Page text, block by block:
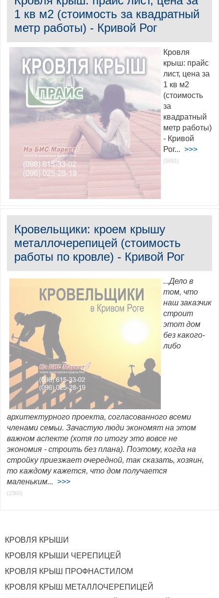
1 кв м2 (стоимость за квадратный
метр работы) - Кривой Рог
Кровля
крыш: прайс
лист, цена за
1 кв м2
(стоимость
за
квадратный
метр работы)
- Кривой
Рог... >>>
(5691)
Кровельщики: кроем крышу
металлочерепицей (стоимость
работы по кровле) - Кривой Рог
...Дело в
том, что
наш заказчик
строит
этот дом
без какого-
либо
архитектурного проекта, согласованного всеми
членами семьи. Зачастую люди экономят на этом
важном аспекте (хотя по итогу это вовсе не
экономия - строить без плана). Поэтому, когда на
стройку приезжает очередной, так сказать, хозяин,
то каждому кажется, что дом получается
маленьким... >>>
(2360)
КРОВЛЯ КРЫШИ
КРОВЛЯ КРЫШИ ЧЕРЕПИЦЕЙ
КРОВЛЯ КРЫШ ПРОФНАСТИЛОМ
КРОВЛЯ КРЫШ МЕТАЛЛОЧЕРЕПИЦЕЙ